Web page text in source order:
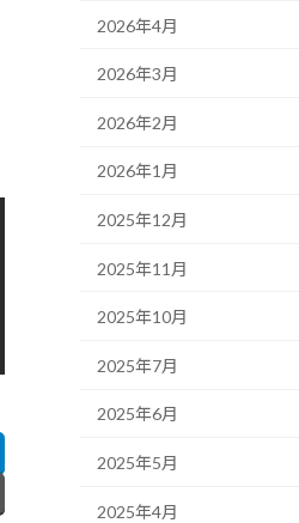
2026年4月
2026年3月
2026年2月
2026年1月
2025年12月
2025年11月
2025年10月
2025年7月
2025年6月
2025年5月
2025年4月